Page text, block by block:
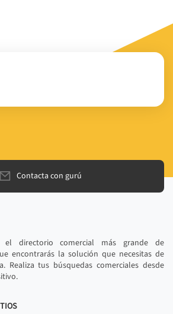
Contacta con gurú
el directorio comercial más grande de
encontrarás la solución que necesitas de
Realiza tus búsquedas comerciales desde